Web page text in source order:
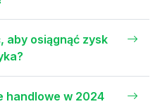
aby osiągnąć zysk
handlowe w 2024